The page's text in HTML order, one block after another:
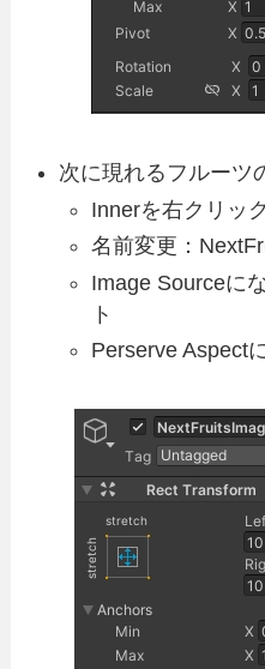
次に現れるフルーツ
Innerを右クリッ
名前変更：
Image Sourceに
ト
Perserve Aspect